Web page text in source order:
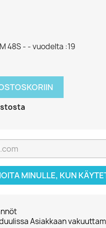
48S - - vuodelta :19
MINULLE, KUN
Asiakkaan